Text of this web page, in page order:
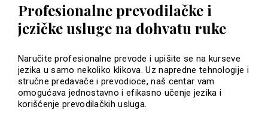
Profesionalne prevodilačke i
jezičke usluge na dohvatu ruke
Naručite profesionalne prevode i upišite se na kurseve
jezika u samo nekoliko klikova. Uz napredne tehnologije i
stručne predavače i prevodioce, naš centar vam
omogućava jednostavno i efikasno učenje jezika i
korišćenje prevodilačkih usluga.